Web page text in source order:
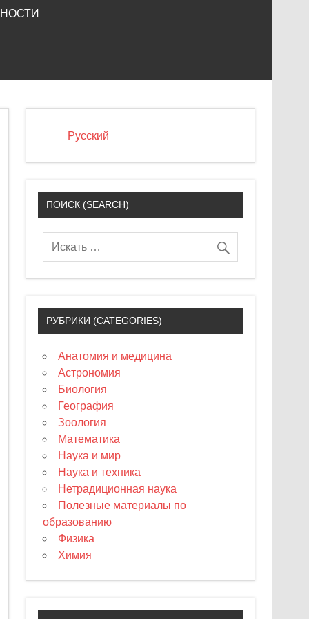
Русский
ПОИСК (SEARCH)
РУБРИКИ (CATEGORIES)
Анатомия и медицина
Астрономия
Биология
География
Зоология
Математика
Наука и мир
Наука и техника
Нетрадиционная наука
Полезные материалы по
образованию
Физика
Химия